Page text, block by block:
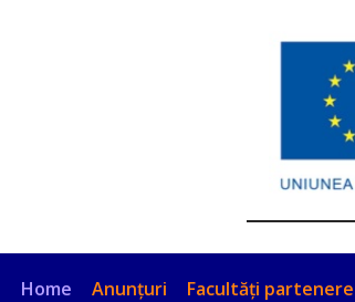
Home Anunțuri Facultăți partenere